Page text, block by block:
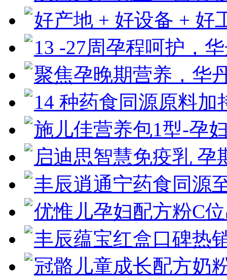
好产地 + 好设备 + 好
13 -27周孕程呵护，
聚焦孕晚期营养，华
14 种药食同源原料加
施儿佳营养包1型-孕
启迪思智慧免疫乳 孕
丰辰逍通宁药食同源
优惟儿孕妇配方粉C
丰辰蕴宝红盒口碑热
冠骼儿童成长配方奶